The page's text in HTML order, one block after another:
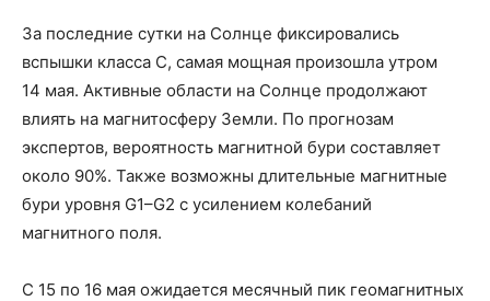
За последние сутки на Солнце фиксировались
вспышки класса C, самая мощная произошла утром
14 мая. Активные области на Солнце продолжают
влиять на магнитосферу Земли. По прогнозам
экспертов, вероятность магнитной бури составляет
около 90%. Также возможны длительные магнитные
бури уровня G1–G2 с усилением колебаний
магнитного поля.
С 15 по 16 мая ожидается месячный пик геомагнитных